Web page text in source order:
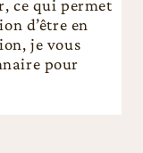
ce qui permet
d’être en
je vous
pour